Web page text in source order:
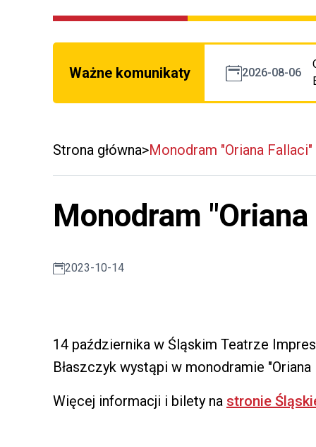
Ważne komunikaty 2026-08-06
Strona główna Monodram "Oriana Fallaci"
Monodram
2023-10-14
14 października w Śląskim Teatrze
Błaszczyk wystąpi w monodramie
Więcej informacji i bilety na stronie